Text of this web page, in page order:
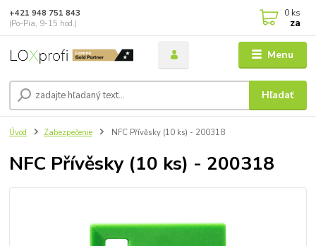
Menu
Hľadať
+421 948 751 843
(Po-Pia, 9-15 hod.)
0 ks
za
Úvod Zabezpečenie NFC Přívěsky (10 ks) - 200318
NFC Přívěsky (10 ks) - 200318